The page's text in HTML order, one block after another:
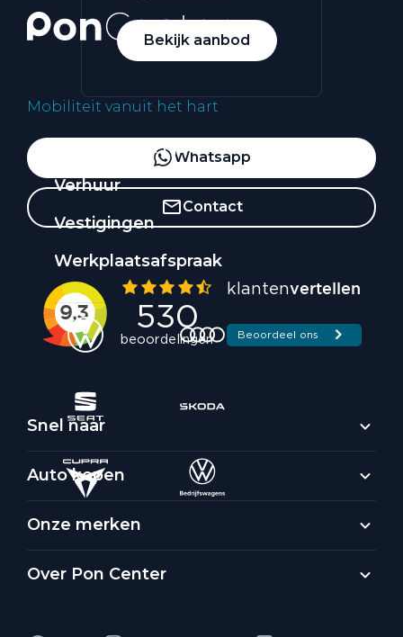
Bekijk aanbod
Elektrisch rijden
Verhuur
Vestigingen
Werkplaatsafspraak
Mobiliteit vanuit het hart
Whatsapp
Contact
Snel naar
Auto kopen
Onze merken
Over Pon Center